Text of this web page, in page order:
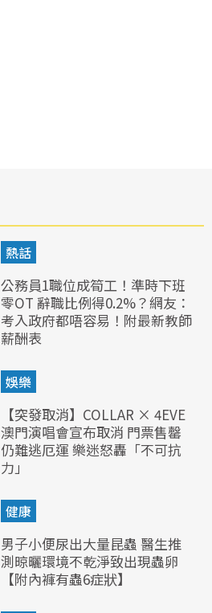
熱話
公務員1職位成筍工！準時下班
零OT 辭職比例得0.2%？網友：
考入政府都唔容易！附最新教師
薪酬表
娛樂
【突發取消】COLLAR × 4EVE
澳門演唱會宣布取消 門票售罄
仍難逃厄運 樂迷怒轟「不可抗
力」
健康
男子小便尿出大量昆蟲 醫生推
測晾曬環境不乾淨致出現蟲卵
【附內褲有蟲6症狀】